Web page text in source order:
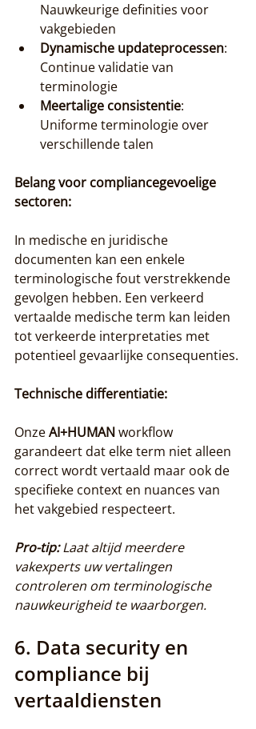
Nauwkeurige definities voor
vakgebieden
Dynamische updateprocessen:
Continue validatie van
terminologie
Meertalige consistentie:
Uniforme terminologie over
verschillende talen
Belang voor compliancegevoelige
sectoren:
In medische en juridische
documenten kan een enkele
terminologische fout verstrekkende
gevolgen hebben. Een verkeerd
vertaalde medische term kan leiden
tot verkeerde interpretaties met
potentieel gevaarlijke consequenties.
Technische differentiatie:
Onze AI+HUMAN workflow
garandeert dat elke term niet alleen
correct wordt vertaald maar ook de
specifieke context en nuances van
het vakgebied respecteert.
Pro-tip: Laat altijd meerdere
vakexperts uw vertalingen
controleren om terminologische
nauwkeurigheid te waarborgen.
6. Data security en
compliance bij
vertaaldiensten